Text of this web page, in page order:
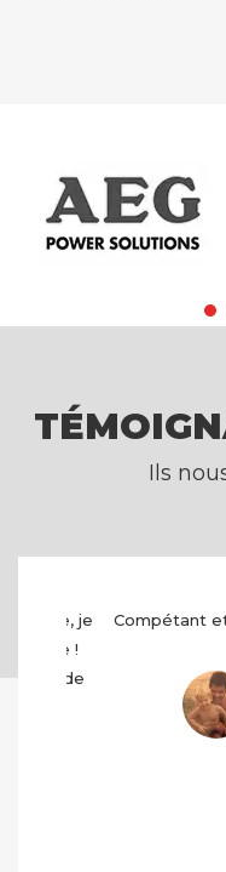
Ils
Compétant et